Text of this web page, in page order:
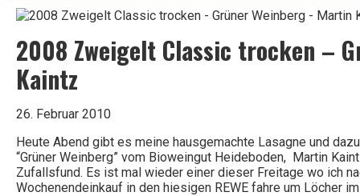
DO
Finca
Sobreño
2008 Zweigelt Classic trocken –
Kaintz
26. Februar 2010
Heute Abend gibt es meine hausgemachte Lasagne und
“Grüner Weinberg” vom Bioweingut Heideboden, Martin
Zufallsfund. Es ist mal wieder einer dieser Freitage wo ich
Wochenendeinkauf in den hiesigen REWE fahre um Löcher